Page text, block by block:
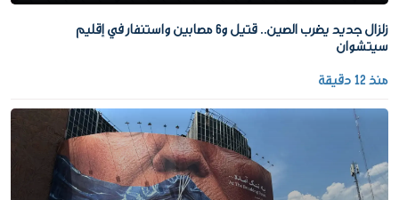
زلزال جديد يضرب الصين.. قتيل و6 مصابين واستنفار في إقليم
سيتشوان
منذ 12 دقيقة